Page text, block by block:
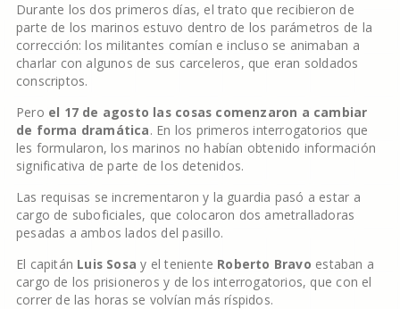
Durante los dos primeros días, el trato que recibieron de
parte de los marinos estuvo dentro de los parámetros de la
corrección: los militantes comían e incluso se animaban a
charlar con algunos de sus carceleros, que eran soldados
conscriptos.
Pero el 17 de agosto las cosas comenzaron a cambiar
de forma dramática. En los primeros interrogatorios que
les formularon, los marinos no habían obtenido información
significativa de parte de los detenidos.
Las requisas se incrementaron y la guardia pasó a estar a
cargo de suboficiales, que colocaron dos ametralladoras
pesadas a ambos lados del pasillo.
El capitán Luis Sosa y el teniente Roberto Bravo estaban a
cargo de los prisioneros y de los interrogatorios, que con el
correr de las horas se volvían más ríspidos.